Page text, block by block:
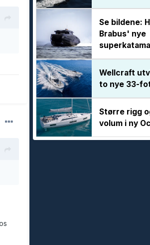
Se bildene:
Brabus' nye
Wellcraft
to nye 33-
Større rigg
volum i ny